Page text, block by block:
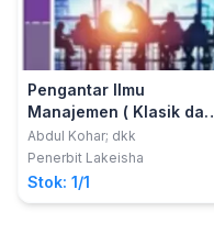
Pengantar Ilmu
Manajemen ( Klasik dan
Modern )
Abdul Kohar; dkk
Penerbit Lakeisha
Stok: 1/1